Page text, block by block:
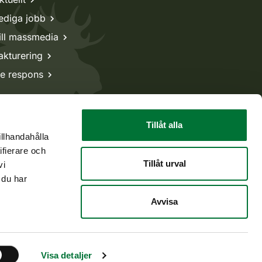
och
har
Visa detaljer
Tillåt alla
Tillåt urval
Avvisa
jobb
massmedia
respons